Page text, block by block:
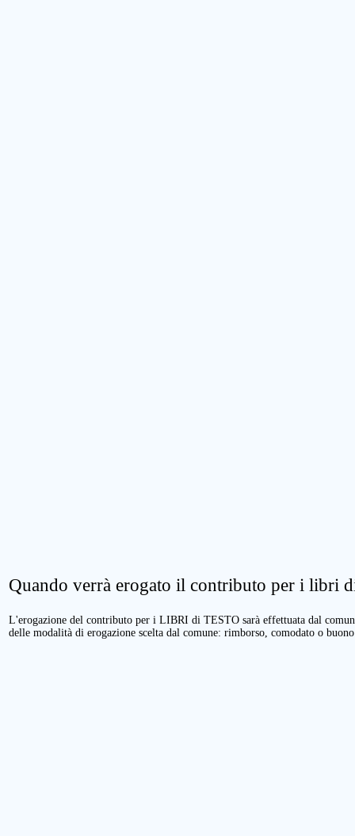
Quando verrà erogato il contributo per i libri
L'erogazione del contributo per i LIBRI di TESTO sarà effettuata dal
delle modalità di erogazione scelta dal comune: rimborso, comodato o